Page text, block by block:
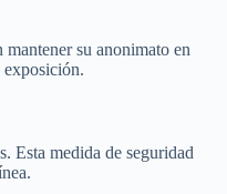
su anonimato en
exposición.
Esta medida de seguridad